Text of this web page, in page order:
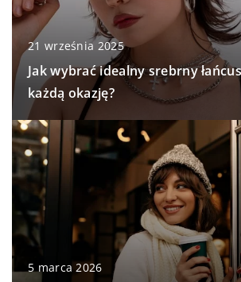
21 września 2025
Jak wybrać idealny srebrny
każdą okazję?
5 marca 2026